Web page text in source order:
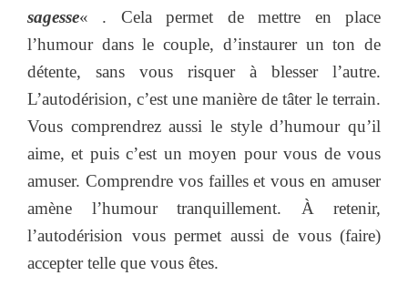
sagesse« . Cela permet de mettre en place
l’humour dans le couple, d’instaurer un ton de
détente, sans vous risquer à blesser l’autre.
L’autodérision, c’est une manière de tâter le terrain.
Vous comprendrez aussi le style d’humour qu’il
aime, et puis c’est un moyen pour vous de vous
amuser. Comprendre vos failles et vous en amuser
amène l’humour tranquillement. À retenir,
l’autodérision vous permet aussi de vous (faire)
accepter telle que vous êtes.